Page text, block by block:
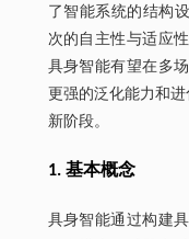
了智能系统的结构
次的自主性与适应
具身智能有望在多
更强的泛化能力和
新阶段。
1. 基本概念
具身智能通过构建